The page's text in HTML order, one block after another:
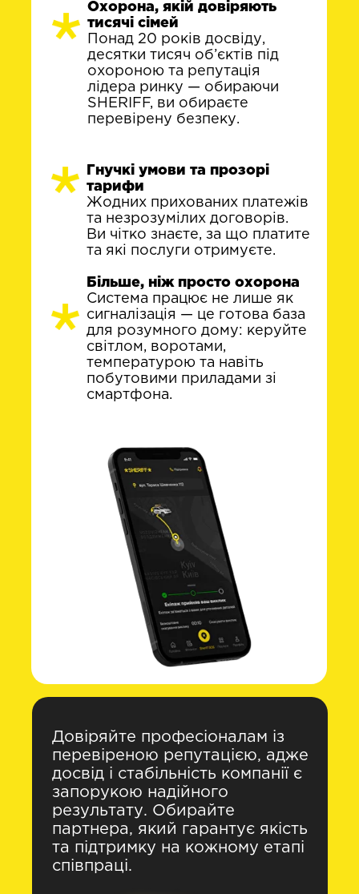
Охорона, якій довіряють
тисячі сімей
Понад 20 років досвіду,
десятки тисяч об’єктів під
охороною та репутація
лідера ринку — обираючи
SHERIFF, ви обираєте
перевірену безпеку.
Гнучкі умови та прозорі
тарифи
Жодних прихованих платежів
та незрозумілих договорів.
Ви чітко знаєте, за що платите
та які послуги отримуєте.
Більше, ніж просто охорона
Система працює не лише як
сигналізація — це готова база
для розумного дому: керуйте
світлом, воротами,
температурою та навіть
побутовими приладами зі
смартфона.
Довіряйте професіоналам із
перевіреною репутацією, адже
досвід і стабільність компанії є
запорукою надійного
результату. Обирайте
партнера, який гарантує якість
та підтримку на кожному етапі
співпраці.